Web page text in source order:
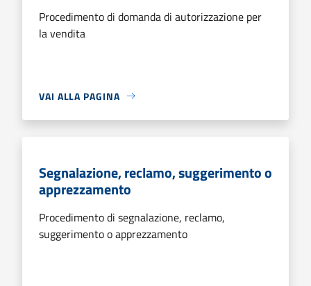
Procedimento di domanda di autorizzazione per
la vendita
VAI ALLA PAGINA
Segnalazione, reclamo, suggerimento o
apprezzamento
Procedimento di segnalazione, reclamo,
suggerimento o apprezzamento